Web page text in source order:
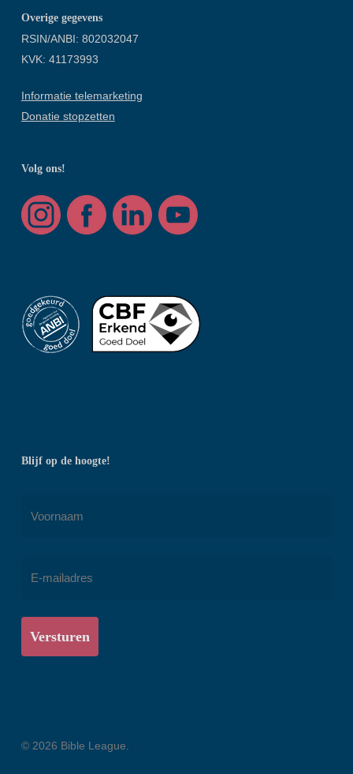
Overige gegevens
RSIN/ANBI: 802032047
KVK: 41173993
Informatie telemarketing
Donatie stopzetten
Volg ons!
Blijf op de hoogte!
© 2026 Bible League.